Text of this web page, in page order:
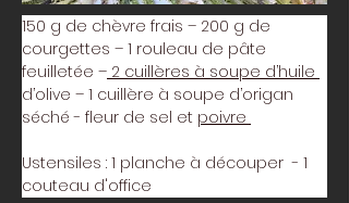
150 g de chèvre frais – 200 g de
courgettes – 1 rouleau de pâte
feuilletée – 2 cuillères à soupe d’huile
d’olive – 1 cuillère à soupe d’origan
séché - fleur de sel et poivre
Ustensiles : 1 planche à découper  - 1
couteau d'office